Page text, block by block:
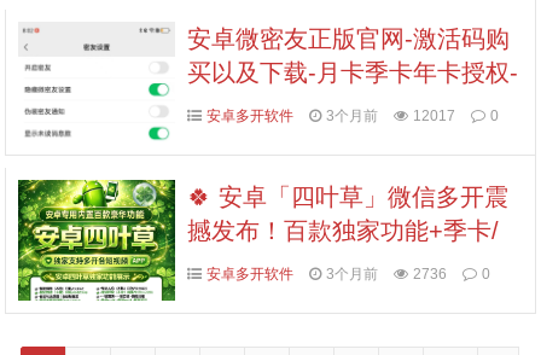
安卓微密友正版官网-激活码购
买以及下载-月卡季卡年卡授权-
7天退换
安卓多开软件 3个月前 12017 0
🍀 安卓「四叶草」微信多开震
撼发布！百款独家功能+季卡/
年卡授权，私域流量爆红的幸
安卓多开软件 3个月前 2736 0